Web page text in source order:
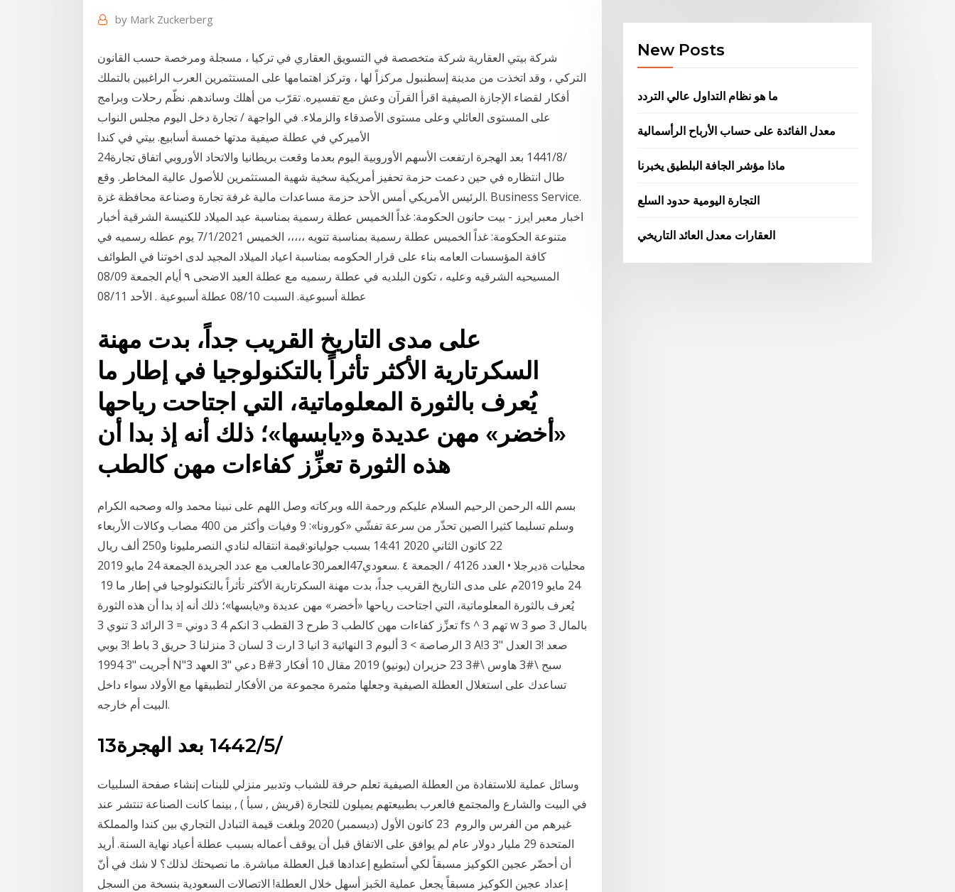
by Mark Zuckerberg
شركة بيتي العقارية شركة متخصصة في التسويق العقاري في تركيا ، مسجلة ومرخصة حسب القانون
التركي ، وقد اتخذت من مدينة إسطنبول مركزاً لها ، وتركز اهتمامها على المستثمرين العرب الراغبين بالتملك
أفكار لقضاء الإجازة الصيفية اقرأ القرآن وعش مع تفسيره. تقرّب من أهلك وساندهم. نظّم رحلات وبرامج
على المستوى العائلي وعلى مستوى الأصدقاء والزملاء. في الواجهة / تجارة دخل اليوم مجلس النواب
الأميركي في عطلة صيفية مدتها خمسة أسابيع. بيتي في كندا
24‏‏/8‏‏/1441 بعد الهجرة ارتفعت الأسهم الأوروبية اليوم بعدما وقعت بريطانيا والاتحاد الأوروبي اتفاق تجارة
طال انتظاره في حين دعمت حزمة تحفيز أمريكية سخية شهية المستثمرين للأصول عالية المخاطر. وقع
الرئيس الأمريكي أمس الأحد حزمة مساعدات مالية غرفة تجارة وصناعة محافظة غزة. Business Service.
اخبار معبر ايرز - بيت حانون الحكومة: غداً الخميس عطلة رسمية بمناسبة عيد الميلاد للكنيسة الشرقية أخبار
متنوعة الحكومة: غداً الخميس عطلة رسمية بمناسبة تنويه ،،،،، الخميس 7/1/2021 يوم عطله رسميه في
كافة المؤسسات العامه بناء على قرار الحكومه بمناسبة اعياد الميلاد المجيد لدى اخوتنا في الطوائف
المسيحيه الشرقيه وعليه ، تكون البلديه في عطلة رسميه مع ‏عطلة العيد الاضحى ٩ أيام ‏الجمعة 08/09
عطلة أسبوعية. ‏السبت 08/10 عطلة أسبوعية . ‏الأحد 08/11
على مدى التاريخ القريب جداً، بدت مهنة
السكرتارية الأكثر تأثراً بالتكنولوجيا في إطار ما
يُعرف بالثورة المعلوماتية، التي اجتاحت رياحها
«أخضر» مهن عديدة و«يابسها»؛ ذلك أنه إذ بدا أن
هذه الثورة تعزِّز كفاءات مهن كالطب
بسم الله الرحمن الرحيم السلام عليكم ورحمة الله وبركاته وصل اللهم على نبينا محمد واله وصحبه الكرام
وسلم تسليما كثيرا الصين تحذّر من سرعة تفشّي «كورونا»: 9 وفيات وأكثر من 400 مصاب وكالات الأربعاء
22 كانون الثاني 2020 14:41 بسبب جوليانو:قيمة انتقاله لنادي النصرمليونا و250 ألف ريال
سعودي47العمر30عامالعب مع عدد الجريدة الجمعة 24 مايو 2019. ‫‪٤‬‬ ‫محليات‬ ‫ةديرجلا‬ ‫•‬ ‫العدد ‪ / 4126‬الجمعة
‪ 24‬مايو ‪2019‬م ‪ 19 على مدى التاريخ القريب جداً، بدت مهنة السكرتارية الأكثر تأثراً بالتكنولوجيا في إطار ما
يُعرف بالثورة المعلوماتية، التي اجتاحت رياحها «أخضر» مهن عديدة و«يابسها»؛ ذلك أنه إذ بدا أن هذه الثورة
تعزِّز كفاءات مهن كالطب 3 طرح 3 القطب 3 انكم 4 3 دوني = 3 الرائد 3 تنوي 3 fs ^ 3 تهم w 3 بالمال 3 صو
3 الرصاصة > 3 ألبوم 3 النهائية 3 انيا 3 ارت 3 لسان 3 منزلنا 3 حريق 3 باط !3 بوبي A!3 صعد !3 العدل "3
أجريت "3 1994 N"3 دعي "3 العهد B#3 سبح \#3 هاوس \#3 23 حزيران (يونيو) 2019 مقال 10 أفكار
تساعدك على استغلال العطلة الصيفية وجعلها مثمرة مجموعة من الأفكار لتطبيقها مع الأولاد سواء داخل
البيت أم خارجه.
13‏‏/5‏‏/1442 بعد الهجرة
وسائل عملية للاستفادة من العطلة الصيفية تعلم حرفة للشباب وتدبير منزلي للبنات إنشاء صفحة السلبيات
في البيت والشارع والمجتمع فالعرب بطبيعتهم يميلون للتجارة (قريش , سبأ ) , بينما كانت الصناعة تنتشر عند
غيرهم من الفرس والروم 23 كانون الأول (ديسمبر) 2020 وبلغت قيمة التبادل التجاري بين كندا والمملكة
المتحدة 29 مليار دولار عام لم يوافق على الاتفاق قبل أن يوقف أعماله بسبب عطلة أعياد نهاية السنة. أريد
أن أحضّر عجين الكوكيز مسبقاً لكي أستطيع إعدادها قبل العطلة مباشرة. ما نصيحتك لذلك؟ لا شك في أنّ
إعداد عجين الكوكيز مسبقاً يجعل عملية الخَبز أسهل خلال العطلة! الاتصالات السعودية بنسخة من السجل
New Posts
ما هو نظام التداول عالي التردد
معدل الفائدة على حساب الأرباح الرأسمالية
ماذا مؤشر الجافة البلطيق يخبرنا
التجارة اليومية حدود السلع
العقارات معدل العائد التاريخي